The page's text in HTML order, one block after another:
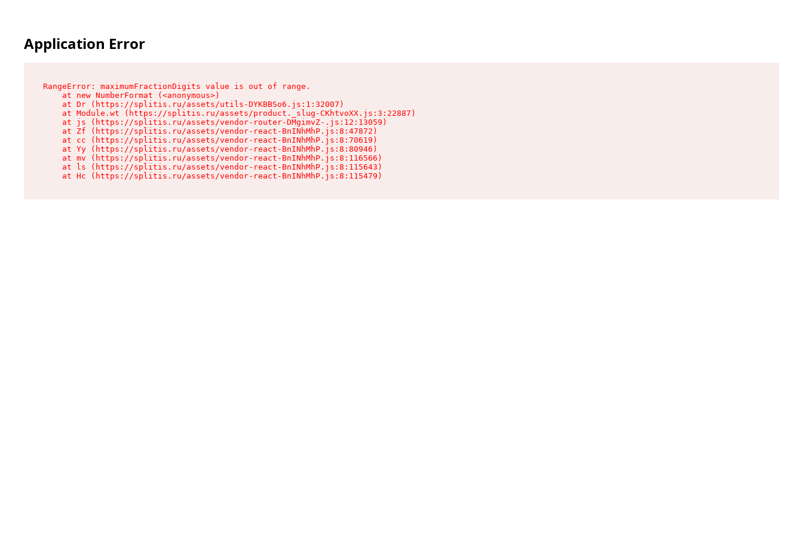
Application Error
RangeError: maximumFractionDigits value is out of range.
    at new NumberFormat (<anonymous>)
    at Dr (https://splitis.ru/assets/utils-DYKBBSo6.js:1:32007)
    at Module.wt (https://splitis.ru/assets/product._slug-CKhtvoXX.js:3:22887)
    at js (https://splitis.ru/assets/vendor-router-DMgimvZ-.js:12:13059)
    at Zf (https://splitis.ru/assets/vendor-react-BnINhMhP.js:8:47872)
    at cc (https://splitis.ru/assets/vendor-react-BnINhMhP.js:8:70619)
    at Yy (https://splitis.ru/assets/vendor-react-BnINhMhP.js:8:80946)
    at mv (https://splitis.ru/assets/vendor-react-BnINhMhP.js:8:116566)
    at ls (https://splitis.ru/assets/vendor-react-BnINhMhP.js:8:115643)
    at Hc (https://splitis.ru/assets/vendor-react-BnINhMhP.js:8:115479)